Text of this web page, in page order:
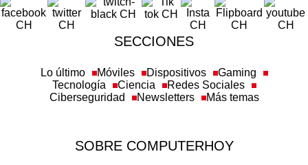
SECCIONES
Lo último Móviles Dispositivos
Gaming
Tecnología
Ciencia
Redes Sociales
Ciberseguridad
Newsletters Más temas
SOBRE COMPUTERHOY